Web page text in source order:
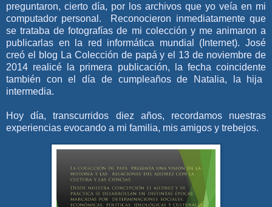
preguntaron, cierto día, por los archivos que yo veía en mi
computador personal. Reconocieron inmediatamente que
se trataba de fotografías de mi colección y me animaron a
publicarlas en la red informática mundial
(Internet). José
creó el blog La Colección de papá y el 13 de noviembre de
2014 realicé la primera publicación, la fecha coincidente
también con el día de cumpleaños de Natalia, la hija
intermedia.
Hoy día, transcurridos diez años, recordamos nuestras
experiencias evocando a mi familia, mis amigos y trebejos.